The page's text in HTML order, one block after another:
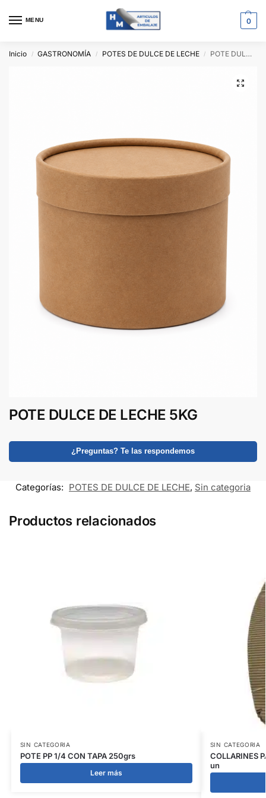
MENU 0
Inicio / GASTRONOMÍA / POTES DE DULCE DE LECHE / POTE DULCE DE LECHE 5KG
POTE DULCE DE LECHE 5KG
¿Preguntas? Te las respondemos
Categorías: POTES DE DULCE DE LECHE, Sin categoria
Productos relacionados
SIN CATEGORIA
POTE PP 1/4 CON TAPA 250grs
Leer más
SIN CATEGORIA
COLLARINES
un